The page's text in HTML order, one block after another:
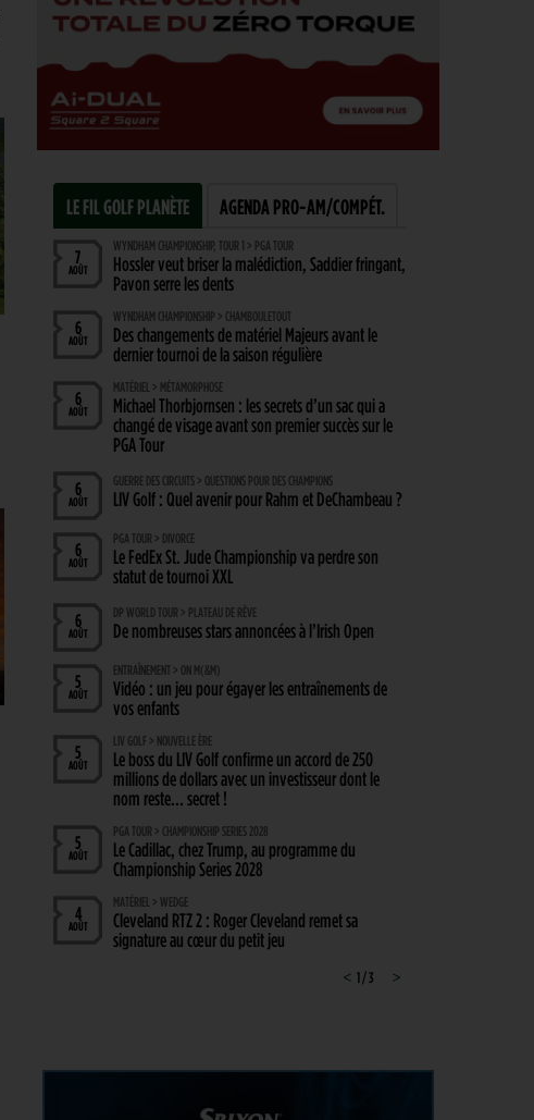
LE FIL GOLF PLANÈTE AGENDA PRO-AM/COMPÉT.
7
AOÛT
WYNDHAM CHAMPIONSHIP, TOUR 1 > PGA TOUR
Hossler veut briser la malédiction, Saddier fringant,
Pavon serre les dents
6
AOÛT
WYNDHAM CHAMPIONSHIP > CHAMBOULETOUT
Des changements de matériel Majeurs avant le
dernier tournoi de la saison régulière
6
AOÛT
MATÉRIEL > MÉTAMORPHOSE
Michael Thorbjornsen : les secrets d’un sac qui a
changé de visage avant son premier succès sur le
PGA Tour
6
AOÛT
GUERRE DES CIRCUITS > QUESTIONS POUR DES CHAMPIONS
LIV Golf : Quel avenir pour Rahm et DeChambeau ?
6
AOÛT
PGA TOUR > DIVORCE
Le FedEx St. Jude Championship va perdre son
statut de tournoi XXL
6
AOÛT
DP WORLD TOUR > PLATEAU DE RÊVE
De nombreuses stars annoncées à l’Irish Open
5
AOÛT
ENTRAÎNEMENT > ON M(&M)
Vidéo : un jeu pour égayer les entraînements de
vos enfants
5
AOÛT
LIV GOLF > NOUVELLE ÈRE
Le boss du LIV Golf confirme un accord de 250
millions de dollars avec un investisseur dont le
nom reste… secret !
5
AOÛT
PGA TOUR > CHAMPIONSHIP SERIES 2028
Le Cadillac, chez Trump, au programme du
Championship Series 2028
4
AOÛT
MATÉRIEL > WEDGE
Cleveland RTZ 2 : Roger Cleveland remet sa
signature au cœur du petit jeu
Team Europe : Comment se qualifier pour la
AOÛT
< >
1 / 3